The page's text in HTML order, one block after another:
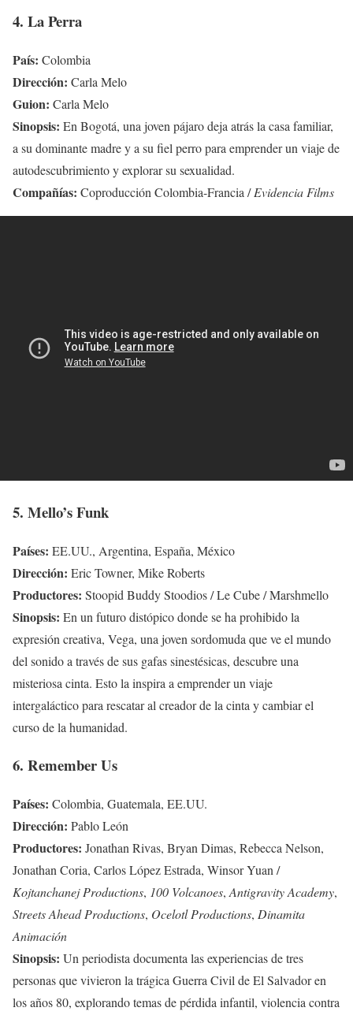
4. La Perra
País: Colombia
Dirección: Carla Melo
Guion: Carla Melo
Sinopsis: En Bogotá, una joven pájaro deja atrás la casa familiar,
a su dominante madre y a su fiel perro para emprender un viaje de
autodescubrimiento y explorar su sexualidad.
Compañías: Coproducción Colombia-Francia /Evidencia Films
5. Mello’s Funk
Países: EE.UU., Argentina, España, México
Dirección: Eric Towner, Mike Roberts
Productores: Stoopid Buddy Stoodios / Le Cube / Marshmello
Sinopsis: En un futuro distópico donde se ha prohibido la
expresión creativa, Vega, una joven sordomuda que ve el mundo
del sonido a través de sus gafas sinestésicas, descubre una
misteriosa cinta. Esto la inspira a emprender un viaje
intergaláctico para rescatar al creador de la cinta y cambiar el
curso de la humanidad.
6. Remember Us
Países: Colombia, Guatemala, EE.UU.
Dirección: Pablo León
Productores: Jonathan Rivas, Bryan Dimas, Rebecca Nelson,
Jonathan Coria, Carlos López Estrada, Winsor Yuan /
Kojtanchanej Productions, 100 Volcanoes, Antigravity Academy,
Streets Ahead Productions, Ocelotl Productions, Dinamita
Animación
Sinopsis: Un periodista documenta las experiencias de tres
personas que vivieron la trágica Guerra Civil de El Salvador en
los años 80, explorando temas de pérdida infantil, violencia contra